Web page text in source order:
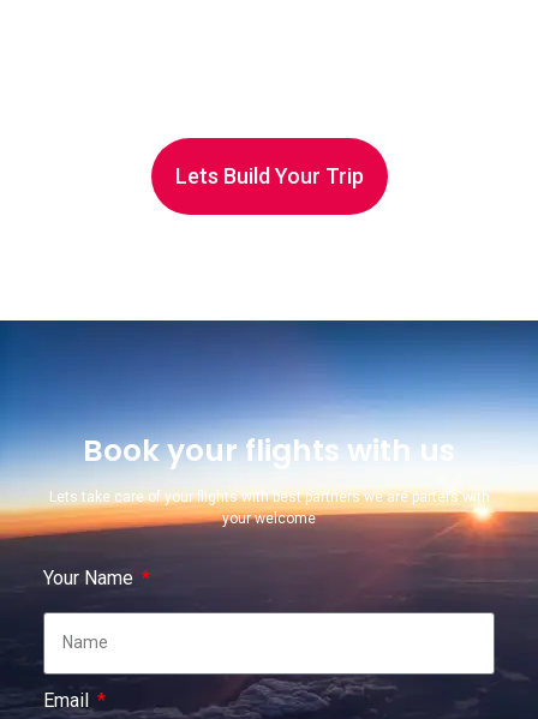
Lets Build Your Trip
Book your flights with us
Lets take care of your flights with best partners we are parters with
your welcome
Your Name
Email